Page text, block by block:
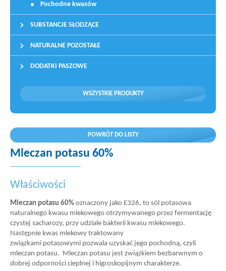
Pochodne kwasów
SUBSTANCJE SŁODZĄCE
NATURALNE POZOSTAŁE
DODATKI PASZOWE
WSZYSTKIE PRODUKTY
POWRÓT DO LISTY
Mleczan potasu 60%
Właściwości
Mleczan potasu 60% oznaczony jako E326, to sól potasowa
naturalnego kwasu mlekowego otrzymywanego przez fermentację
czystej sacharozy, przy udziale bakterii kwasu mlekowego.
Następnie kwas mlekowy traktowany
związkami potasowymi pozwala uzyskać jego pochodną, czyli
mleczan potasu. Mleczan potasu jest związkiem bezbarwnym o
dobrej odporności cieplnej i higroskopijnym charakterze.